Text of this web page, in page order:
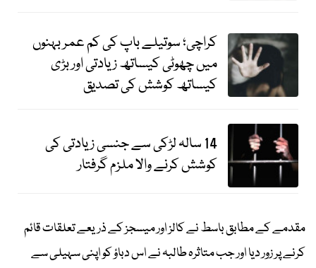
کراچی؛ سوتیلے باپ کی کم عمر بہنوں
میں چھوٹی کیساتھ زیادتی اور بڑی
کیساتھ کوشش کی تصدیق
14 سالہ لڑکی سے جنسی زیادتی کی
کوشش کرنے والا ملزم گرفتار
مقدمے کے مطابق باسط نے کالز اور میسجز کے ذریعے تعلقات قائم
کرنے پر زور دیا اور جب متاثرہ طالبہ نے اس دباؤ کو اپنی سہیلی سے